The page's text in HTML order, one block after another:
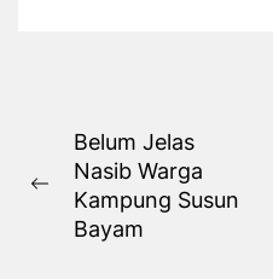
Navigasi
pos
Previous
post:
Belum Jelas
Nasib Warga
Kampung Susun
Bayam